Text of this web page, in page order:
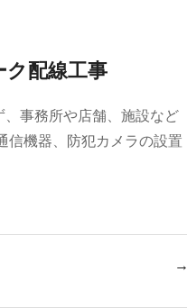
ク配線工事
、事務所や店舗、施設など
信機器、防犯カメラの設置
→